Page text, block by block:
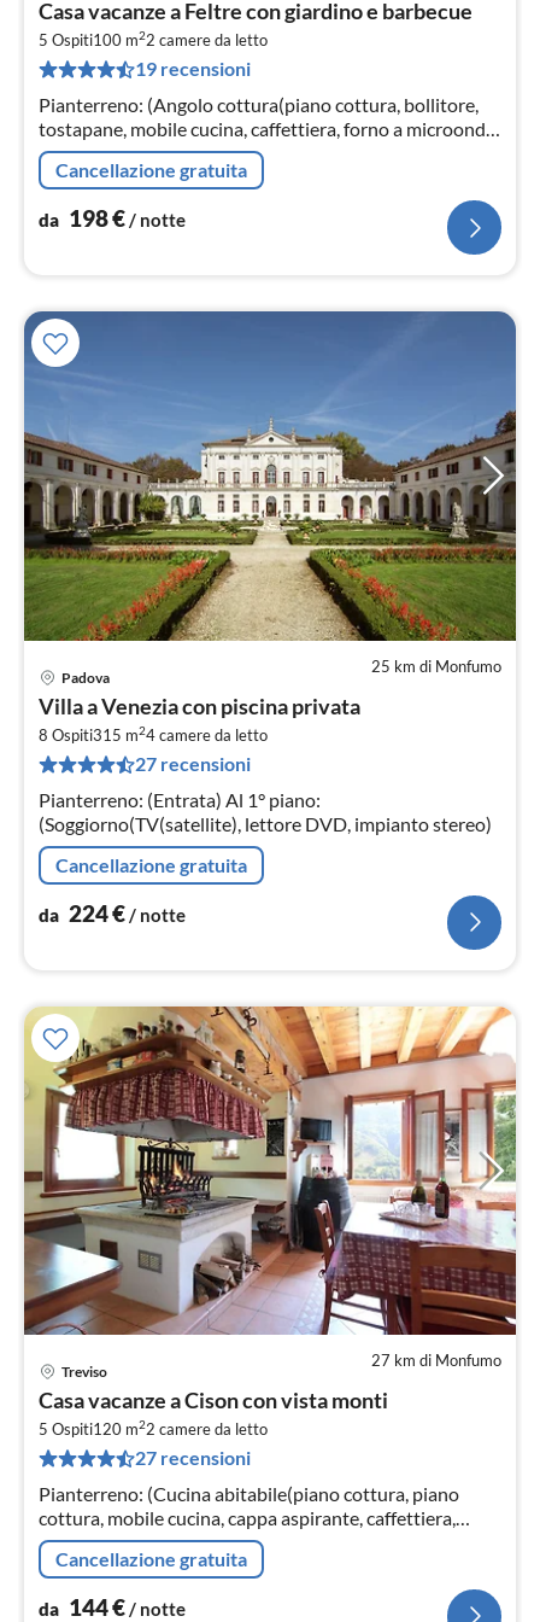
Casa vacanze a Feltre con giardino e barbecue
5 Ospiti100 m22 camere da letto
19 recensioni
Pianterreno: (Angolo cottura(piano cottura, bollitore,
tostapane, mobile cucina, caffettiera, forno a microonde,
frigo con congelatore, lavatrice, Spremiagrumi)
Cancellazione gratuita
da 198€/ notte
25 km di Monfumo
Padova
Villa a Venezia con piscina privata
8 Ospiti315 m24camere da letto
27 recensioni
Pianterreno: (Entrata) Al 1° piano:
(Soggiorno(TV(satellite), lettore DVD, impianto stereo)
Cancellazione gratuita
da 224€/ notte
27 km di Monfumo
Treviso
Casa vacanze a Cison con vista monti
5 Ospiti120 m22 camere da letto
27 recensioni
Pianterreno: (Cucina abitabile(piano cottura, piano
cottura, mobile cucina, cappa aspirante, caffettiera,
forno, frigo con congelatore)
Cancellazione gratuita
da 144€/ notte